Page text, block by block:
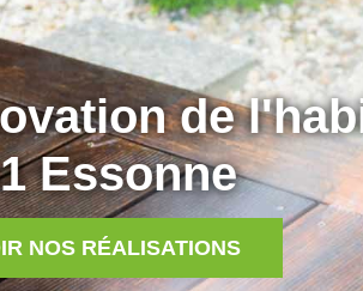
de
Essonne
NOS RÉALISATIONS